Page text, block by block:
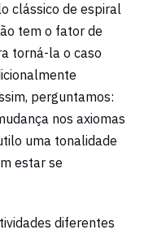
clássico de espiral
tem o fator de
torná-la o caso
perguntamos:
nos axiomas
uma tonalidade
estar se
diferentes